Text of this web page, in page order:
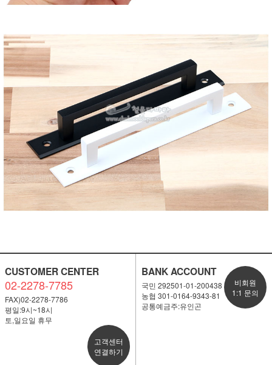
CUSTOMER CENTER
02-2278-7785
FAX)02-2278-7786
평일:9시~18시
토,일요일 휴무
고객센터
연결하기
BANK ACCOUNT
국민 292501-01-200438
농협 301-0164-9343-81
공통예금주:유인곤
비회원
1:1 문의